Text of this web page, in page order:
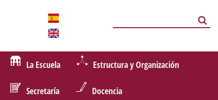
La Escuela Estructura y Organización
Secretaría Docencia